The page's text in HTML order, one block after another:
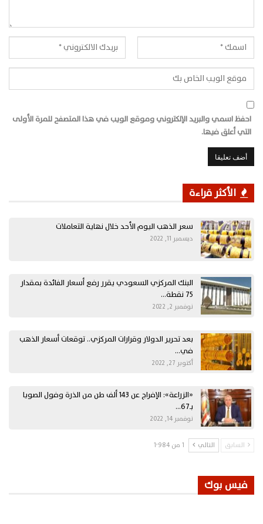
احفظ اسمي والبريد الإلكتروني وموقع الويب في هذا المتصفح للمرة الأولى
التي أعلق فيها.
الأكثر قراءة
سعر الذهب اليوم الأحد خلال نهاية التعاملات
ديسمبر 11, 2022
البنك المركزي السعودي يقرر رفع أسعار الفائدة بمقدار
75 نقطة…
نوفمبر 2, 2022
بعد تحرير الدولار وقرارات المركزي.. توقعات أسعار الذهب
في…
أكتوبر 27, 2022
«الزراعة»: الإفراج عن 143 ألف طن من الذرة وفول الصويا
بـ67…
نوفمبر 14, 2022
السابق التالي 1 من 1٬984
فيس بوك